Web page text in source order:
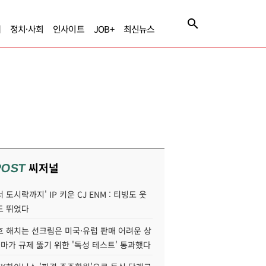
정치·사회 인사이트 JOB+ 최신뉴스
씨저널
도시락까지' IP 키운 CJ ENM : 티빙도 웃
뛰었다
해치는 선크림은 미국·유럽 판매 어려운 상
가 규제 뚫기 위한 '독성 테스트' 통과했다